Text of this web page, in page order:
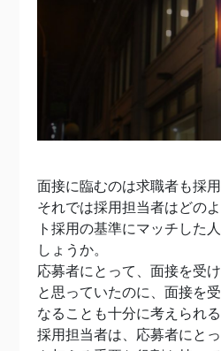
面接に臨むのは求職者も採
それでは採用担当者はどの
ト採用の基準にマッチした
しょうか。
応募者にとって、面接を受
と思っていたのに、面接を
なることも十分に考えられる
採用担当者は、応募者にと